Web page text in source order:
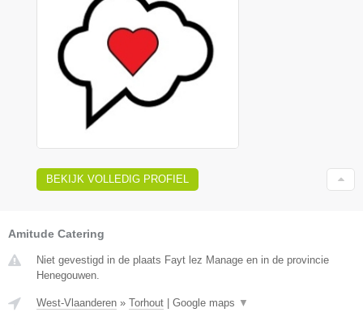
BEKIJK VOLLEDIG PROFIEL
Amitude Catering
Niet gevestigd in de plaats Fayt lez Manage en in de provincie
Henegouwen.
West-Vlaanderen » Torhout | Google maps ▼